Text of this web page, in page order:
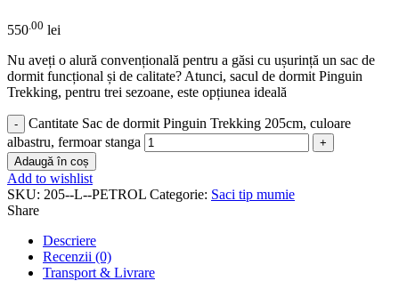
550.00 lei
Nu aveți o alură convențională pentru a găsi cu ușurință un sac de
dormit funcțional și de calitate? Atunci, sacul de dormit Pinguin
Trekking, pentru trei sezoane, este opțiunea ideală
Cantitate Sac de dormit Pinguin Trekking 205cm, culoare
albastru, fermoar stanga
Adaugă în coș
Add to wishlist
SKU: 205--L--PETROL Categorie: Saci tip mumie
Share
Descriere
Recenzii (0)
Transport & Livrare